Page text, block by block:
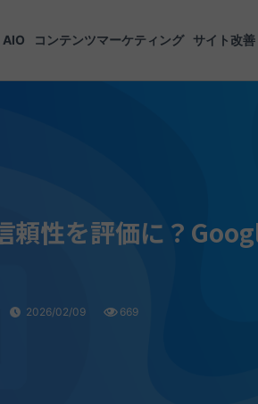
AIO コンテンツマーケティング サイト改善
頼性を評価に？
2026/02/09 669